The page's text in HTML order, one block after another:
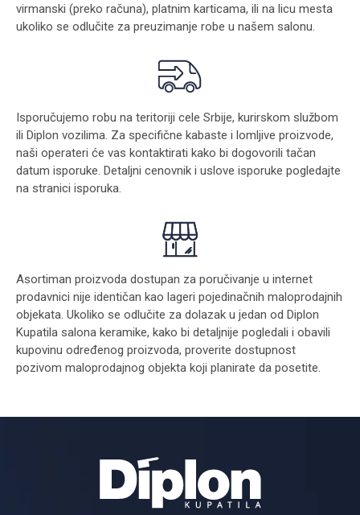
virmanski (preko računa), platnim karticama, ili na licu mesta
ukoliko se odlučite za preuzimanje robe u našem salonu.
Isporučujemo robu na teritoriji cele Srbije, kurirskom službom
ili Diplon vozilima. Za specifične kabaste i lomljive proizvode,
naši operateri će vas kontaktirati kako bi dogovorili tačan
datum isporuke. Detaljni cenovnik i uslove isporuke pogledajte
na stranici isporuka.
Asortiman proizvoda dostupan za poručivanje u internet
prodavnici nije identičan kao lageri pojedinačnih maloprodajnih
objekata. Ukoliko se odlučite za dolazak u jedan od Diplon
Kupatila salona keramike, kako bi detaljnije pogledali i obavili
kupovinu određenog proizvoda, proverite dostupnost
pozivom maloprodajnog objekta koji planirate da posetite.